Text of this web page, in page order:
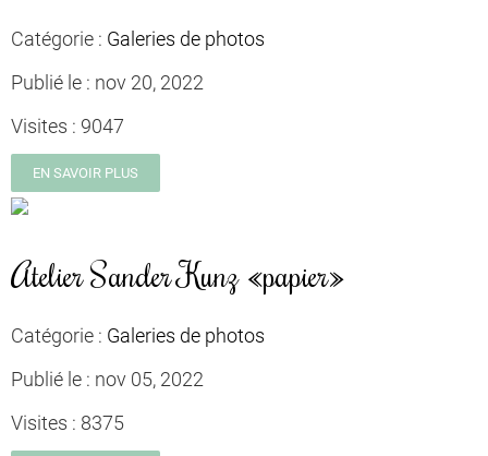
Catégorie : Galeries de photos
Publié le : nov 20, 2022
Visites : 9047
EN SAVOIR PLUS
Atelier Sander Kunz «papier»
Catégorie : Galeries de photos
Publié le : nov 05, 2022
Visites : 8375